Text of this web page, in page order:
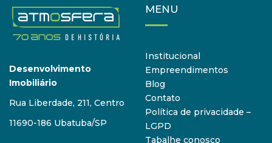
Desenvolvimento
Imobiliário
Rua Liberdade, 211, Centro
11690-186 Ubatuba/SP
MENU
Institucional
Empreendimentos
Blog
Contato
Política de privacidade –
LGPD
Tabalhe conosco